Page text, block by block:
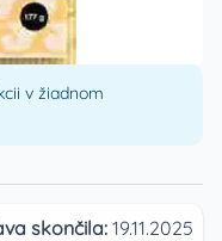
v žiadnom
skončila: 19.11.2025